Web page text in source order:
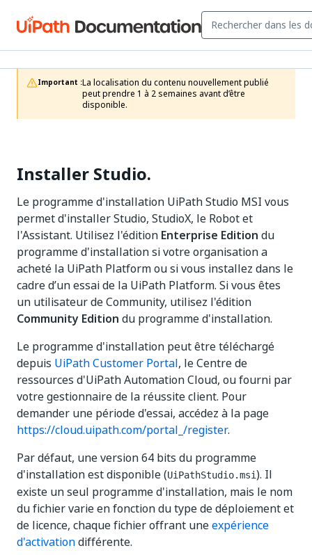
Important :La localisation du contenu nouvellement publié
peut prendre 1 à 2 semaines avant d’être
disponible.
Installer Studio.
Le programme d'installation UiPath Studio MSI vous
permet d'installer Studio, StudioX, le Robot et
l'Assistant. Utilisez l'édition Enterprise Edition du
programme d'installation si votre organisation a
acheté la UiPath Platform ou si vous installez dans le
cadre d’un essai de la UiPath Platform. Si vous êtes
un utilisateur de Community, utilisez l'édition
Community Edition du programme d'installation.
Le programme d'installation peut être téléchargé
depuis UiPath Customer Portal, le Centre de
ressources d'UiPath Automation Cloud, ou fourni par
votre gestionnaire de la réussite client. Pour
demander une période d'essai, accédez à la page
https://cloud.uipath.com/portal_/register.
Par défaut, une version 64 bits du programme
d'installation est disponible (UiPathStudio.msi). Il
existe un seul programme d'installation, mais le nom
du fichier varie en fonction du type de déploiement et
de licence, chaque fichier offrant uneexpérience
d'activationdifférente.